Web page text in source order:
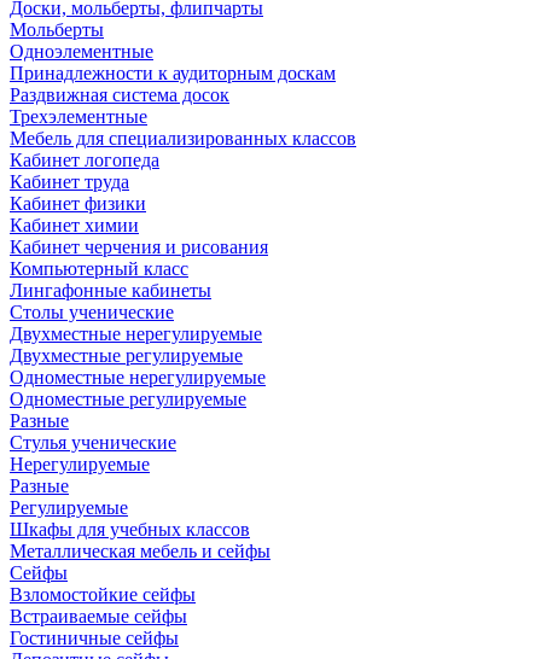
Доски, мольберты, флипчарты
Мольберты
Одноэлементные
Принадлежности к аудиторным доскам
Раздвижная система досок
Трехэлементные
Мебель для специализированных классов
Кабинет логопеда
Кабинет труда
Кабинет физики
Кабинет химии
Кабинет черчения и рисования
Компьютерный класс
Лингафонные кабинеты
Столы ученические
Двухместные нерегулируемые
Двухместные регулируемые
Одноместные нерегулируемые
Одноместные регулируемые
Разные
Стулья ученические
Нерегулируемые
Разные
Регулируемые
Шкафы для учебных классов
Металлическая мебель и сейфы
Сейфы
Взломостойкие сейфы
Встраиваемые сейфы
Гостиничные сейфы